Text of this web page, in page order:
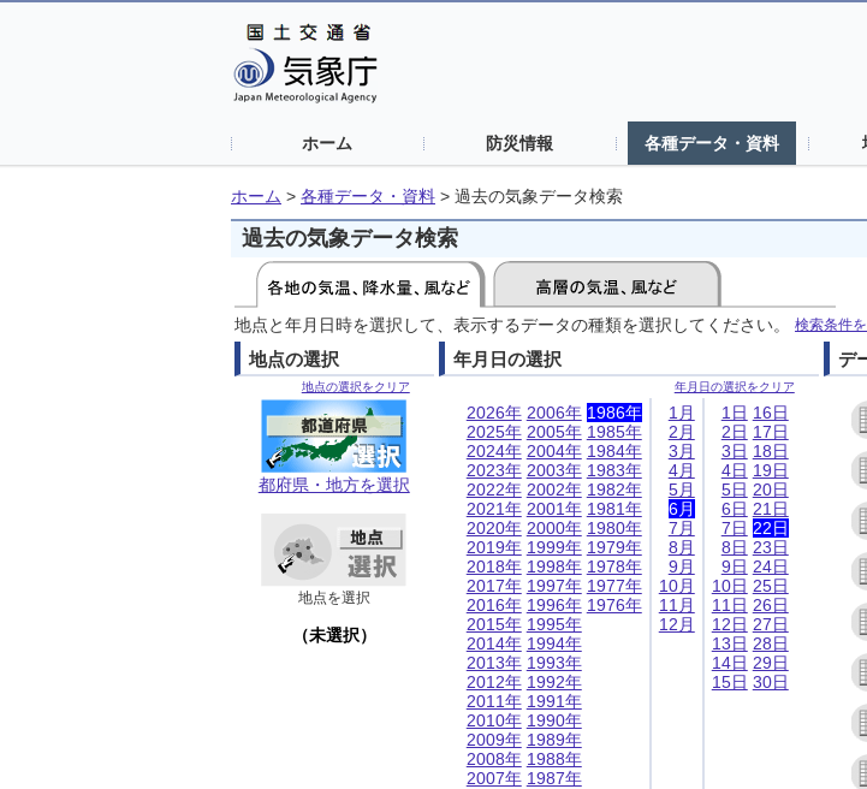
ホーム 防災情報 各種データ・資料
ホーム > 各種データ・資料 > 過去の気象データ検索
過去の気象データ検索
地点と年月日時を選択して、表示するデータの種類を選択してください。 検索条件
地点の選択
地点の選択をクリア
都府県・地方を選択
地点を選択
（未選択）
年月日の選択
年月日の選択をクリア
2026年
2025年
2024年
2023年
2022年
2021年
2020年
2019年
2018年
2017年
2016年
2015年
2014年
2013年
2012年
2011年
2010年
2009年
2008年
2007年
2006年
2005年
2004年
2003年
2002年
2001年
2000年
1999年
1998年
1997年
1996年
1995年
1994年
1993年
1992年
1991年
1990年
1989年
1988年
1987年
1986年
1985年
1984年
1983年
1982年
1981年
1980年
1979年
1978年
1977年
1976年
1月
2月
3月
4月
5月
6月
7月
8月
9月
10月
11月
12月
1日
2日
3日
4日
5日
6日
7日
8日
9日
10日
11日
12日
13日
14日
15日
16日
17日
18日
19日
20日
21日
22日
23日
24日
25日
26日
27日
28日
29日
30日
デ